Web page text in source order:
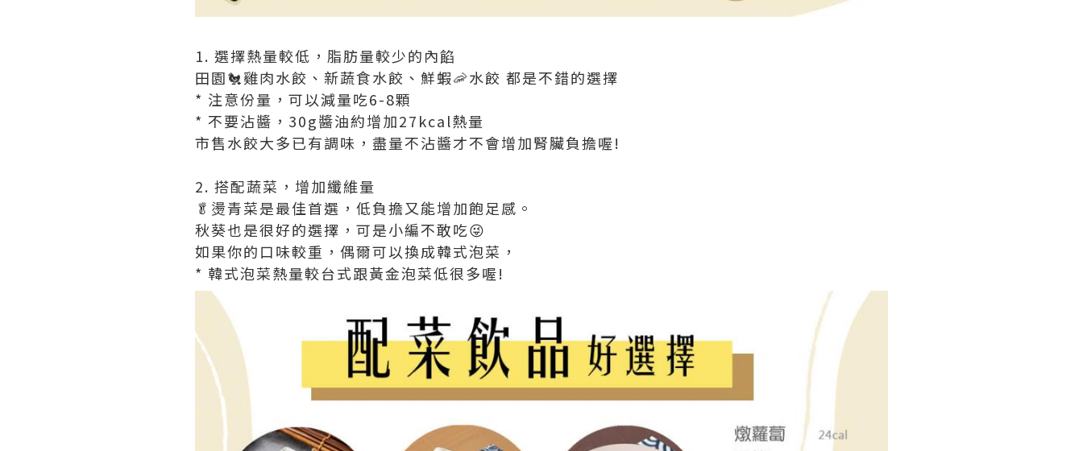
1. 選擇熱量較低，脂肪量較少的內餡
田園🐔雞肉水餃、新蔬食水餃、鮮蝦🦐水餃 都是不錯的選擇
* 注意份量，可以減量吃6-8顆
* 不要沾醬，30g醬油約增加27kcal熱量
市售水餃大多已有調味，盡量不沾醬才不會增加腎臟負擔喔!
2. 搭配蔬菜，增加纖維量
🥬燙青菜是最佳首選，低負擔又能增加飽足感。
秋葵也是很好的選擇，可是小編不敢吃😜
如果你的口味較重，偶爾可以換成韓式泡菜，
* 韓式泡菜熱量較台式跟黃金泡菜低很多喔!